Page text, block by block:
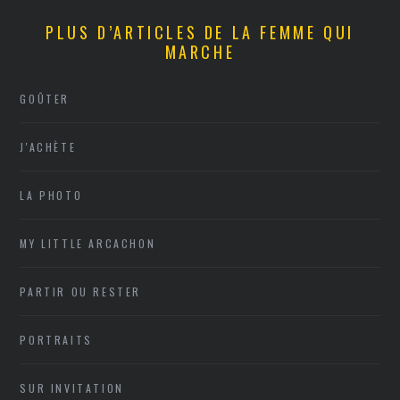
PLUS D’ARTICLES DE LA FEMME QUI
MARCHE
GOÛTER
J'ACHÈTE
LA PHOTO
MY LITTLE ARCACHON
PARTIR OU RESTER
PORTRAITS
SUR INVITATION